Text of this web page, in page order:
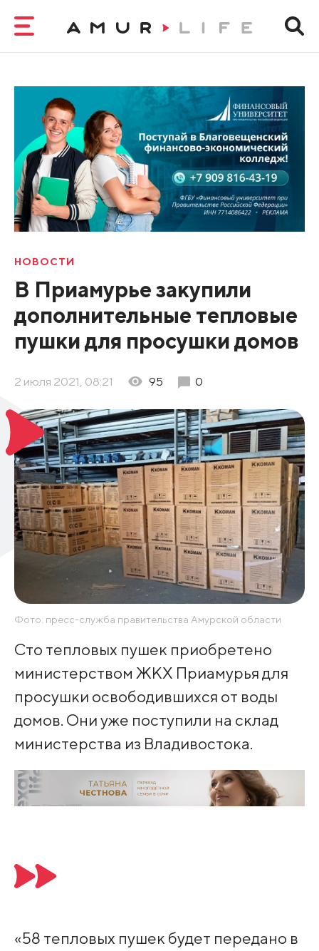
НОВОСТИ
В Приамурье закупили
дополнительные тепловые
пушки для просушки домов
2 июля 2021, 08:21 95 0
Фото: пресс-служба правительства Амурской области
Сто тепловых пушек приобретено
министерством ЖКХ Приамурья для
просушки освободившихся от воды
домов. Они уже поступили на склад
министерства из Владивостока.
«58 тепловых пушек будет передано в